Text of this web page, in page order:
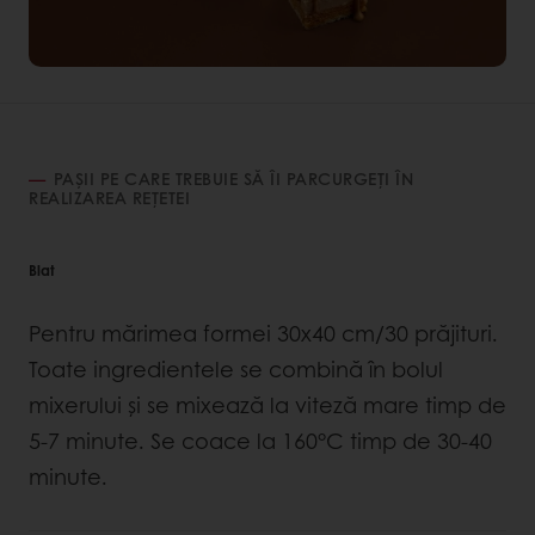
PAȘII PE CARE TREBUIE SĂ ÎI PARCURGEȚI ÎN
REALIZAREA REȚETEI
Blat
Pentru mărimea formei 30x40 cm/30 prăjituri.
Toate ingredientele se combină în bolul
mixerului și se mixează la viteză mare timp de
5-7 minute. Se coace la 160°C timp de 30-40
minute.